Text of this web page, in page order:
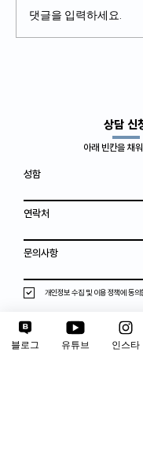
댓글을 입력하세요.
상담 신
아래 빈칸을 채
성함
연락처
문의사항
개인정보 수집 및 이용 정책에 동의
보내기
블로그 유튜브 인스타